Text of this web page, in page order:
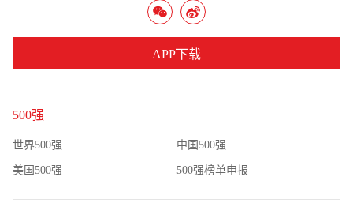
500强
世界500强 中国500强
美国500强 500强榜单申报
APP下载